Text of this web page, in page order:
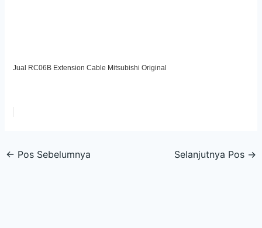
Jual RC06B Extension Cable Mitsubishi Original
← Pos Sebelumnya Selanjutnya Pos →